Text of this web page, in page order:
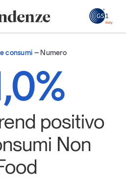
consumi Numero
positivo
Non